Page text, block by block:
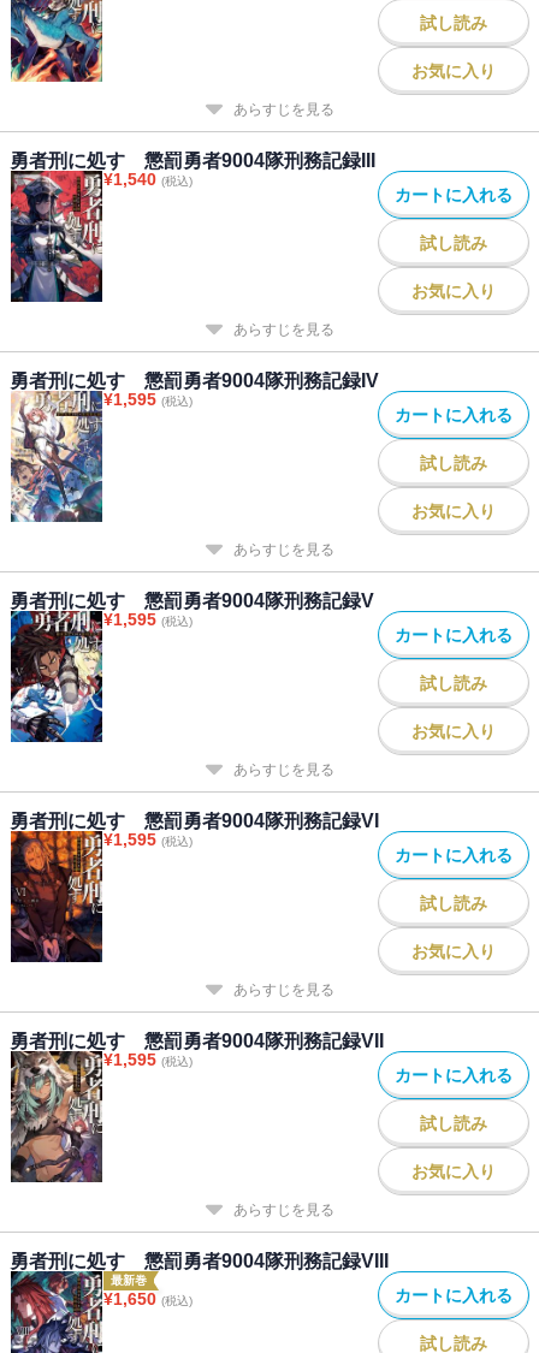
試し読み
お気に入り
あらすじを見る
勇者刑に処す 懲罰勇者9004隊刑務記録III
¥1,540 (税込)
カートに入れる
試し読み
お気に入り
あらすじを見る
勇者刑に処す 懲罰勇者9004隊刑務記録IV
¥1,595 (税込)
カートに入れる
試し読み
お気に入り
あらすじを見る
勇者刑に処す 懲罰勇者9004隊刑務記録V
¥1,595 (税込)
カートに入れる
試し読み
お気に入り
あらすじを見る
勇者刑に処す 懲罰勇者9004隊刑務記録VI
¥1,595 (税込)
カートに入れる
試し読み
お気に入り
あらすじを見る
勇者刑に処す 懲罰勇者9004隊刑務記録VII
¥1,595 (税込)
カートに入れる
試し読み
お気に入り
あらすじを見る
勇者刑に処す 懲罰勇者9004隊刑務記録VIII
最新巻
¥1,650 (税込) カートに入れる
試し読み